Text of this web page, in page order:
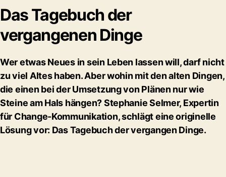
Das Tagebuch der
vergangenen Dinge
Wer etwas Neues in sein Leben lassen will, darf nicht
zu viel Altes haben. Aber wohin mit den alten Dingen,
die einen bei der Umsetzung von Plänen nur wie
Steine am Hals hängen? Stephanie Selmer, Expertin
für Change-Kommunikation, schlägt eine originelle
Lösung vor: Das Tagebuch der vergangen Dinge.